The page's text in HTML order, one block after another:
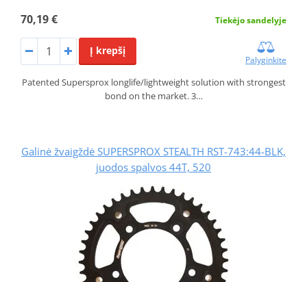
70,19 € Tiekėjo sandelyje
Į krepšį
Palyginkite
Patented Supersprox longlife/lightweight solution with strongest
bond on the market. 3…
Galinė žvaigždė SUPERSPROX STEALTH RST-743:44-BLK,
juodos spalvos 44T, 520